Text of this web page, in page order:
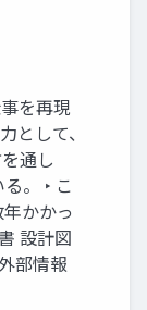
を再現
として、
通し
。 ‣ こ
かかっ
設計図
部情報